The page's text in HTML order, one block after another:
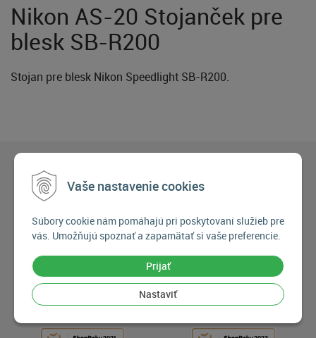
Vaše nastavenie cookies
Súbory cookie nám pomáhajú pri poskytovaní služieb pre
vás. Umožňujú spoznať a zapamätať si vaše preferencie.
Prijať
Nastaviť
Nikon AS-20 Stojanček pre
blesk SB-R200
Stojan pre blesk Nikon Speedlight SB-R200.